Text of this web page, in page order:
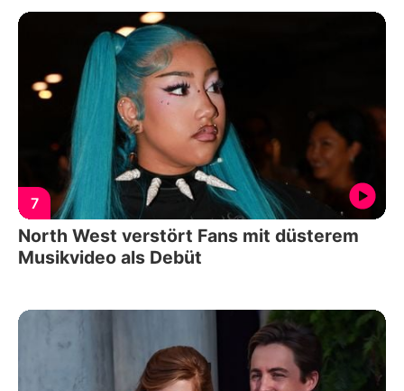
7
North West verstört Fans mit düsterem
Musikvideo als Debüt